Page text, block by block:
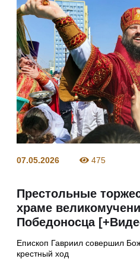
07.05.2026 475
Престольные
храме
Победоносца
Епископ Гавриил совершил
крестный ход